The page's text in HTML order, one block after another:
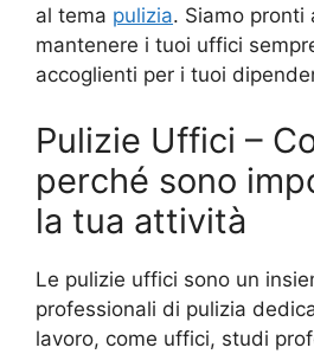
al tema pulizia. Siamo pronti
mantenere i tuoi uffici
accoglienti per i tuoi
Pulizie Uffici –
perché sono
la tua attività
Le pulizie uffici sono un
professionali di pulizia
lavoro, come uffici, studi